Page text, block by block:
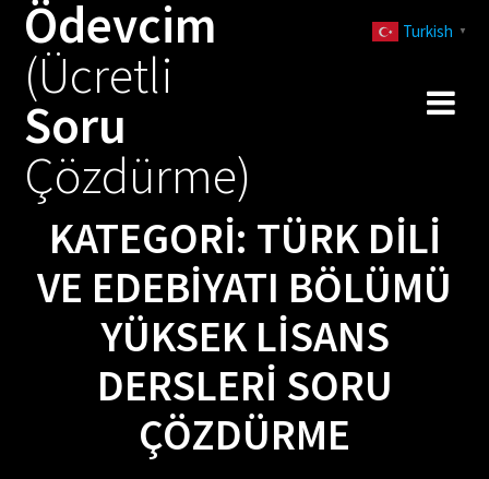
Ödevcim
(Ücretli
Soru
Çözdürme)
KATEGORI: TÜRK DILI
VE EDEBIYATI BÖLÜMÜ
YÜKSEK LISANS
DERSLERI SORU
ÇÖZDÜRME
Turkish ▼